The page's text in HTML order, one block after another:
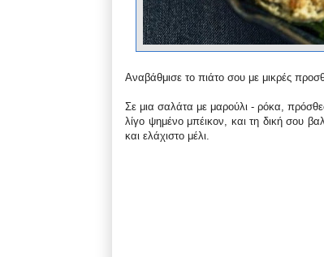
Αναβάθμισε το πιάτο σου με μικρές
Σε μια σαλάτα με μαρούλι - ρόκα,
λίγο ψημένο μπέικον, και τη δική σου
και ελάχιστο μέλι.